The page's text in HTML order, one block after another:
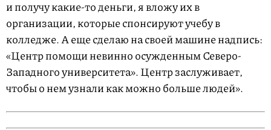
и получу какие-то деньги, я вложу их в
организации, которые спонсируют учебу в
колледже. А еще сделаю на своей машине надпись:
«Центр помощи невинно осужденным Северо-
Западного университета». Центр заслуживает,
чтобы о нем узнали как можно больше людей».